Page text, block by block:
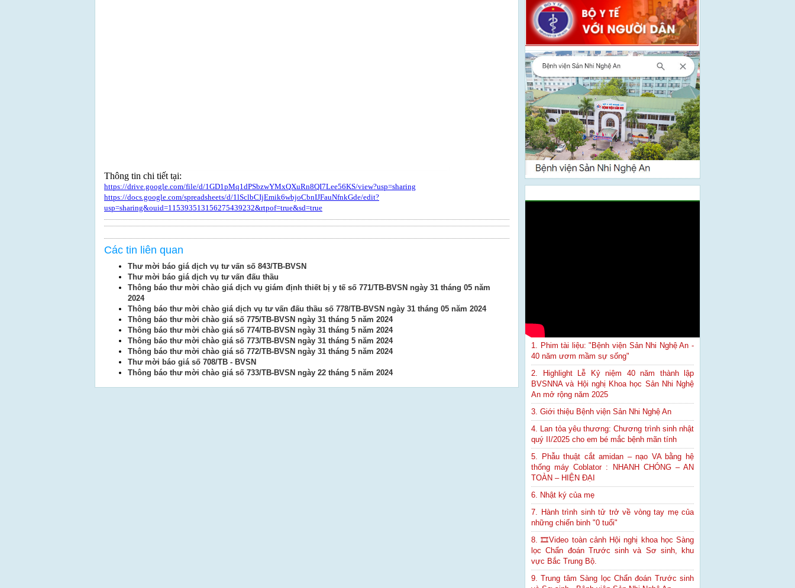
Thông tin chi tiết tại:
https://drive.google.com/file/d/1GD1pMq1dPSbzwYMxQXuRn8QI7Lee56KS/view?usp=sharing
https://docs.google.com/spreadsheets/d/1lSclbCIjEmik6wbjoCbnIJFauNfnkGde/edit?
usp=sharing&ouid=115393513156275439232&rtpof=true&sd=true
Các tin liên quan
Thư mời báo giá dịch vụ tư vấn số 843/TB-BVSN
Thư mời báo giá dịch vụ tư vấn đấu thầu
Thông báo thư mời chào giá dịch vụ giám định thiết bị y tế số 771/TB-BVSN ngày 31 tháng 05 năm
2024
Thông báo thư mời chào giá dịch vụ tư vấn đấu thầu số 778/TB-BVSN ngày 31 tháng 05 năm 2024
Thông báo thư mời chào giá số 775/TB-BVSN ngày 31 tháng 5 năm 2024
Thông báo thư mời chào giá số 774/TB-BVSN ngày 31 tháng 5 năm 2024
Thông báo thư mời chào giá số 773/TB-BVSN ngày 31 tháng 5 năm 2024
Thông báo thư mời chào giá số 772/TB-BVSN ngày 31 tháng 5 năm 2024
Thư mời báo giá số 708/TB - BVSN
Thông báo thư mời chào giá số 733/TB-BVSN ngày 22 tháng 5 năm 2024
1. Phim tài liệu: "Bệnh viện Sản Nhi Nghệ An -
40 năm ươm mầm sự sống"
2. Highlight Lễ Kỷ niệm 40 năm thành lập
BVSNNA và Hội nghị Khoa học Sản Nhi Nghệ
An mở rộng năm 2025
3. Giới thiệu Bệnh viện Sản Nhi Nghệ An
4. Lan tỏa yêu thương: Chương trình sinh nhật
quý II/2025 cho em bé mắc bệnh mãn tính
5. Phẫu thuật cắt amidan – nạo VA bằng hệ
thống máy Coblator : NHANH CHÓNG – AN
TOÀN – HIỆN ĐẠI
6. Nhật ký của mẹ
7. Hành trình sinh tử trở về vòng tay mẹ của
những chiến binh "0 tuổi"
8. 🎞Video toàn cảnh Hội nghị khoa học Sàng
lọc Chẩn đoán Trước sinh và Sơ sinh, khu
vực Bắc Trung Bộ.
9. Trung tâm Sàng lọc Chẩn đoán Trước sinh